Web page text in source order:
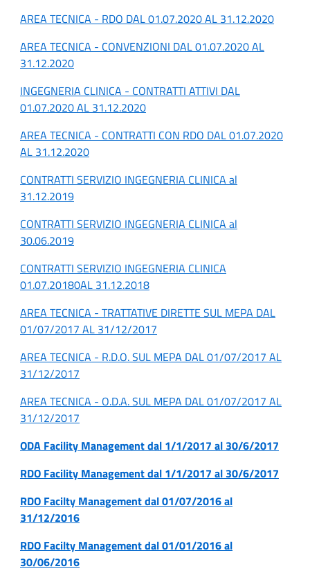
AREA TECNICA - RDO DAL 01.07.2020 AL 31.12.2020
AREA TECNICA - CONVENZIONI DAL 01.07.2020 AL
31.12.2020
INGEGNERIA CLINICA - CONTRATTI ATTIVI DAL
01.07.2020 AL 31.12.2020
AREA TECNICA - CONTRATTI CON RDO DAL 01.07.2020
AL 31.12.2020
CONTRATTI SERVIZIO INGEGNERIA CLINICA al
31.12.2019
CONTRATTI SERVIZIO INGEGNERIA CLINICA al
30.06.2019
CONTRATTI SERVIZIO INGEGNERIA CLINICA
01.07.20180AL 31.12.2018
AREA TECNICA - TRATTATIVE DIRETTE SUL MEPA DAL
01/07/2017 AL 31/12/2017
AREA TECNICA - R.D.O. SUL MEPA DAL 01/07/2017 AL
31/12/2017
AREA TECNICA - O.D.A. SUL MEPA DAL 01/07/2017 AL
31/12/2017
ODA Facility Management dal 1/1/2017 al 30/6/2017
RDO Facility Management dal 1/1/2017 al 30/6/2017
RDO Facilty Management dal 01/07/2016 al
31/12/2016
RDO Facilty Management dal 01/01/2016 al
30/06/2016